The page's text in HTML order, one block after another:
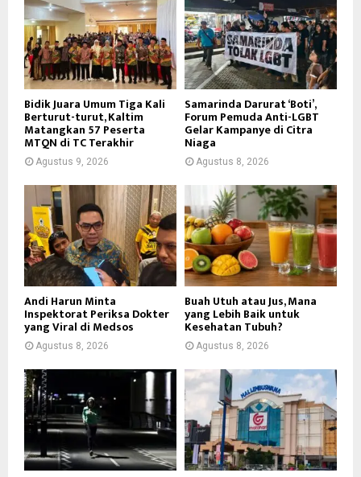
Bidik Juara Umum Tiga Kali
Berturut-turut, Kaltim
Matangkan 57 Peserta
MTQN di TC Terakhir
Agustus 9, 2026
Samarinda Darurat ‘Boti’,
Forum Pemuda Anti-LGBT
Gelar Kampanye di Citra
Niaga
Agustus 8, 2026
Andi Harun Minta
Inspektorat Periksa Dokter
yang Viral di Medsos
Agustus 8, 2026
Buah Utuh atau Jus, Mana
yang Lebih Baik untuk
Kesehatan Tubuh?
Agustus 8, 2026